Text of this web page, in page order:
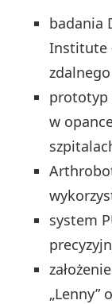
badania
Institute
prototyp
w
system
„Lenny”